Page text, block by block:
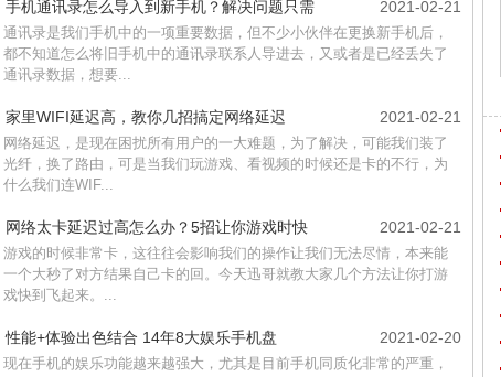
2021-02-21
手机通讯录怎么导入到新手机？解决问题只需
通讯录是我们手机中的一项重要数据，但不少小伙伴在更换新手机后，
都不知道怎么将旧手机中的通讯录联系人导进去，又或者是已经丢失了
通讯录数据，想要...
2021-02-21
家里WIFI延迟高，教你几招搞定网络延迟
网络延迟，是现在困扰所有用户的一大难题，为了解决，可能我们装了
光纤，换了路由，可是当我们玩游戏、看视频的时候还是卡的不行，为
什么我们连WIF...
2021-02-21
网络太卡延迟过高怎么办？5招让你游戏时快
游戏的时候非常卡，这往往会影响我们的操作让我们无法尽情，本来能
一个大秒了对方结果自己卡的回。今天迅哥就教大家几个方法让你打游
戏快到飞起来。...
2021-02-20
性能+体验出色结合 14年8大娱乐手机盘
现在手机的娱乐功能越来越强大，尤其是目前手机同质化非常的严重，